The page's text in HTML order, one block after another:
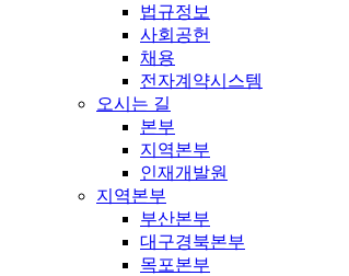
법규정보
사회공헌
채용
전자계약시스템
오시는 길
본부
지역본부
인재개발원
지역본부
부산본부
대구경북본부
목포본부